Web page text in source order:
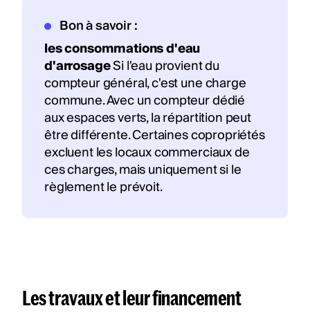
Bon à savoir :
les consommations d'eau
d'arrosageSi l'eau provient du
compteur général, c'est une charge
commune. Avec un compteur dédié
aux espaces verts, la répartition peut
être différente. Certaines copropriétés
excluent les locaux commerciaux de
ces charges, mais uniquement si le
règlement le prévoit.
Les travaux et leur financement